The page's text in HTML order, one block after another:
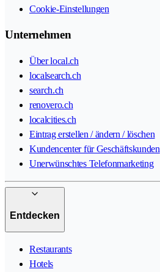
Cookie-Einstellungen
Unternehmen
Über local.ch
localsearch.ch
search.ch
renovero.ch
localcities.ch
Eintrag erstellen / ändern / löschen
Kundencenter für Geschäftskunden
Unerwünschtes Telefonmarketing
Entdecken
Restaurants
Hotels